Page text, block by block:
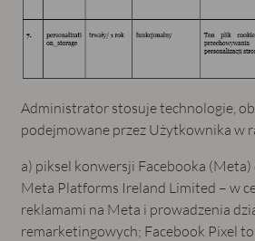
Administrator stosuje technologie,
podejmowane przez Użytkownika w
a) piksel konwersji Facebooka
Meta Platforms Ireland Limited – w
reklamami na Meta i prowadzenia
remarketingowych; Facebook Pixel